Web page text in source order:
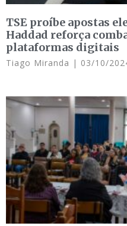
TSE proíbe apostas
Haddad reforça
plataformas digitais
Tiago Miranda 03/10/